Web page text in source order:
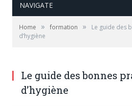
NAVIGATE
Home » formation »
Le guide des
d’hygiène
Le guide des bonnes
d’hygiène